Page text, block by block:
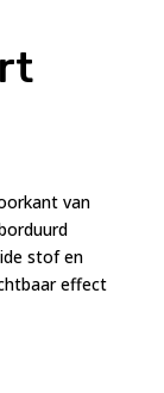
van
stof en
effect